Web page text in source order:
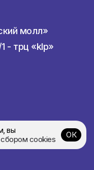
молл»
- трц «klp»
вы
cookies ОК